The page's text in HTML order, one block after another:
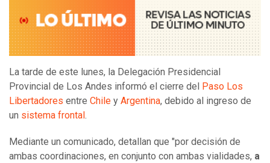
La tarde de este lunes, la Delegación Presidencial
Provincial de Los Andes informó el cierre del
Paso Los
Libertadores entre Chile y Argentina, debido al ingreso de
un sistema frontal .
Mediante un comunicado, detallan que "por decisión de
ambas coordinaciones, en conjunto con ambas vialidades, a